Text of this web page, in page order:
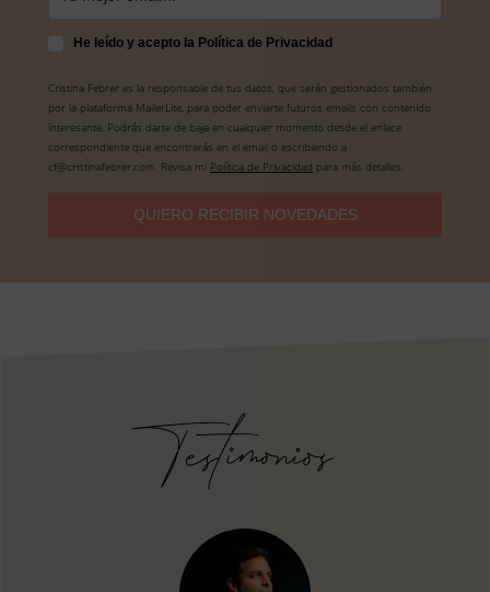
He leído y acepto la Política de Privacidad
Cristina Febrer es la responsable de tus datos, que serán gestionados también
por la plataforma MailerLite, para poder enviarte futuros emails con contenido
interesante. Podrás darte de baja en cualquier momento desde el enlace
correspondiente que encontrarás en el email o escribiendo a
cf@cristinafebrer.com. Revisa mi Política de Privacidad para más detalles.
QUIERO RECIBIR NOVEDADES
Testimonios